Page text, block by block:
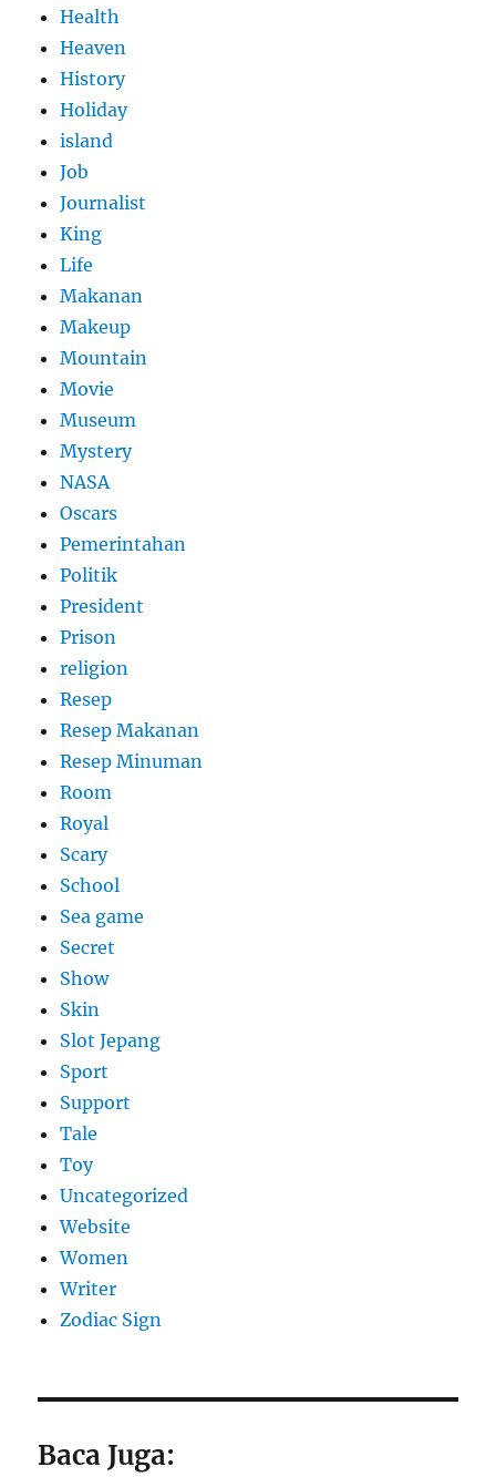
Health
Heaven
History
Holiday
island
Job
Journalist
King
Life
Makanan
Makeup
Mountain
Movie
Museum
Mystery
NASA
Oscars
Pemerintahan
Politik
President
Prison
religion
Resep
Resep Makanan
Resep Minuman
Room
Royal
Scary
School
Sea game
Secret
Show
Skin
Slot Jepang
Sport
Support
Tale
Toy
Uncategorized
Website
Women
Writer
Zodiac Sign
Baca Juga: